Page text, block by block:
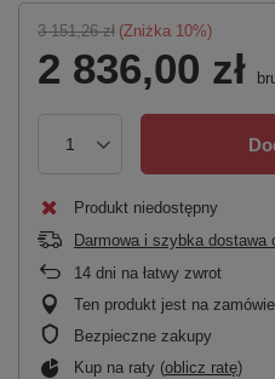
3 151,26 zł (Zniżka 10%)
2 836,00 zł
Produkt niedostępny
Darmowa i szybka dostawa
14 dni na łatwy zwrot
Ten produkt jest na
Bezpieczne zakupy
Kup na raty (oblicz ratę)